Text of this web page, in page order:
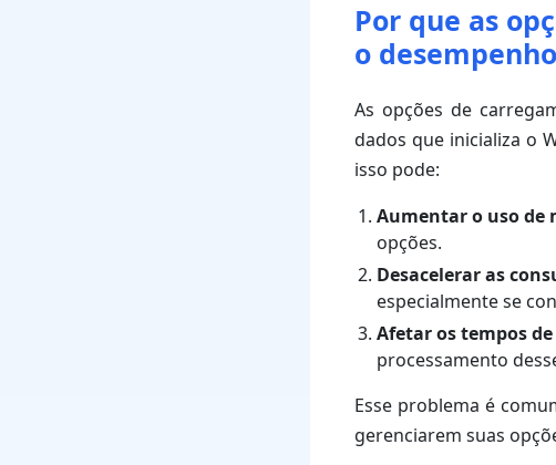
Por que as
o
As opções de
dados que inicializa o
isso pode:
Aumentar o uso de
opções.
Desacelerar as
especialmente se
Afetar os tempos
processamento
Esse problema é
gerenciarem suas